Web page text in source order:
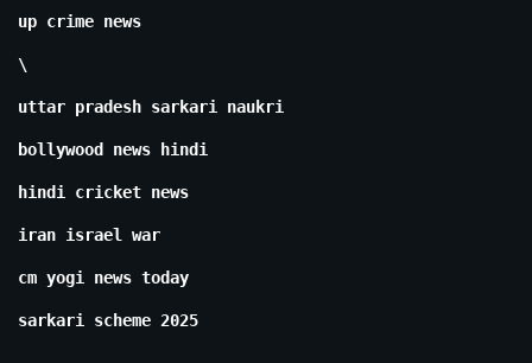
up crime news
\
uttar pradesh sarkari naukri
bollywood news hindi
hindi cricket news
iran israel war
cm yogi news today
sarkari scheme 2025